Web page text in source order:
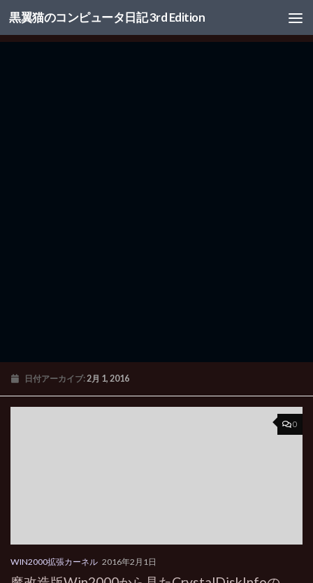
コンテンツへスキップ
黒翼猫のコンピュータ日記 3rd Edition
日付アーカイブ:2月 1, 2016
0
WIN2000拡張カーネル 2016年2月1日